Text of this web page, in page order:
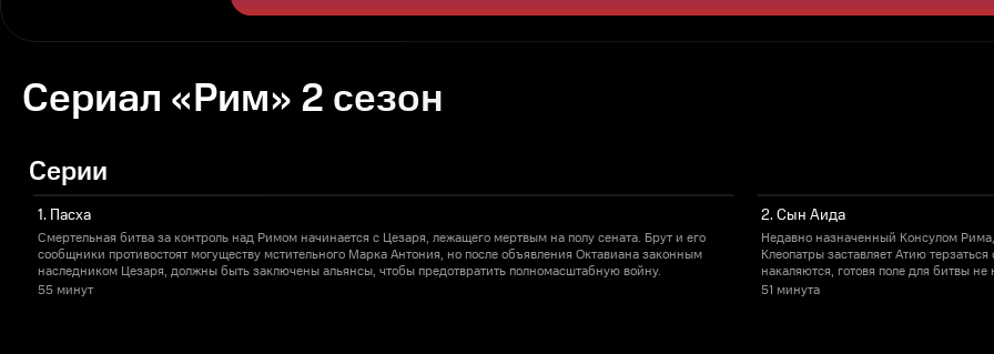
Сериал «Рим» 2 сезон
Серии
1. Пасха
Смертельная битва за контроль над Римом начинается с Цезаря, лежащего мертвым на полу сената. Брут и его
сообщники противостоят могуществу мстительного Марка Антония, но после объявления Октавиана законным
наследником Цезаря, должны быть заключены альянсы, чтобы предотвратить полномасштабную войну.
55 минут
2. Сын Аида
Недавно назначенный Консулом
Клеопатры заставляет Атию
накаляются, готовя поле для битвы
51 минута